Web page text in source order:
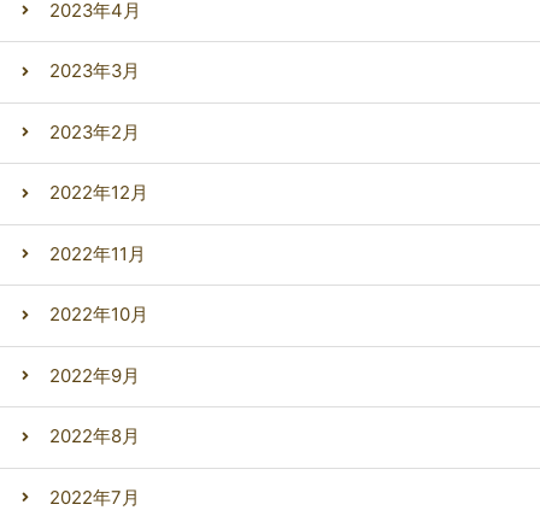
2023年4月
2023年3月
2023年2月
2022年12月
2022年11月
2022年10月
2022年9月
2022年8月
2022年7月